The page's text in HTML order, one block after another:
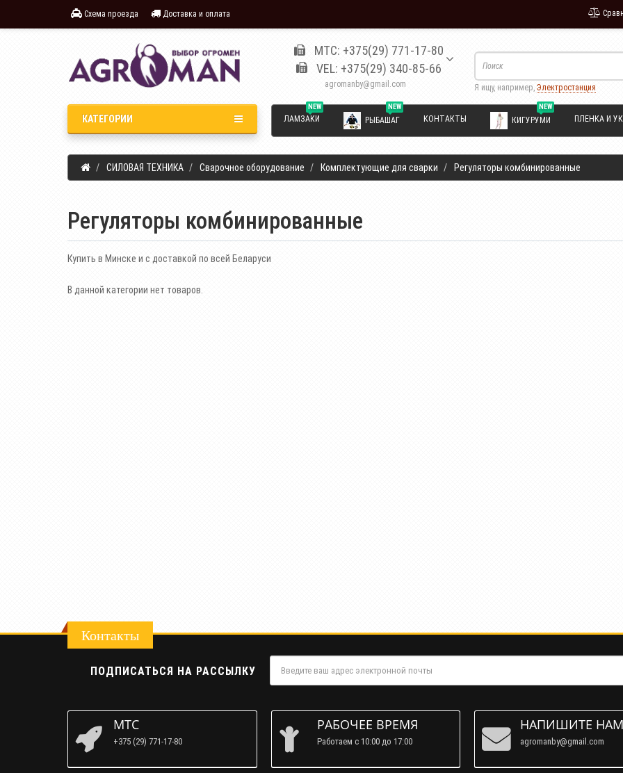
Схема проезда Доставка и оплата
МТС: +375(29) 771-17-80
VEL: +375(29) 340-85-66
agromanby@gmail.com Я ищу, например, Электростанция
NEW
ЛАМЗАКИ
NEW
РЫБАШАГ КОНТАКТЫ
NEW
КИГУРУМИ ПЛЕНКА И
КАТЕГОРИИ
СИЛОВАЯ ТЕХНИКА Сварочное оборудование Комплектующие для сварки Регуляторы комбинированные
Регуляторы комбинированные
Купить в Минске и с доставкой по всей Беларуси
В данной категории нет товаров.
Контакты
ПОДПИСАТЬСЯ НА РАССЫЛКУ
МТС
+375 (29) 771-17-80
РАБОЧЕЕ ВРЕМЯ
Работаем c 10:00 до 17:00
НАПИШИТЕ НАМ
agromanby@gmail.com